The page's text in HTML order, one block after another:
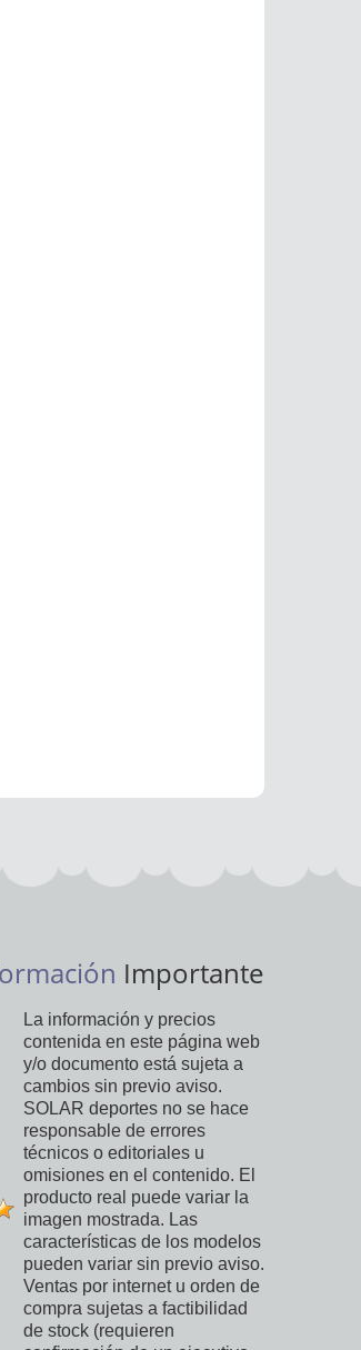
Importante
La información y precios
contenida en este página web
y/o documento está sujeta a
cambios sin previo aviso.
SOLAR deportes no se hace
responsable de errores
técnicos o editoriales u
omisiones en el contenido. El
producto real puede variar la
imagen mostrada. Las
características de los modelos
pueden variar sin previo aviso.
Ventas por internet u orden de
compra sujetas a factibilidad
de stock (requieren